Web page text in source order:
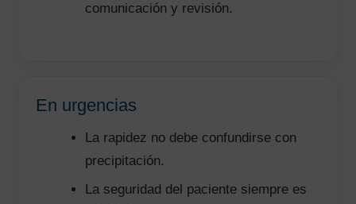
comunicación y revisión.
En urgencias
La rapidez no debe confundirse con
precipitación.
La seguridad del paciente siempre es